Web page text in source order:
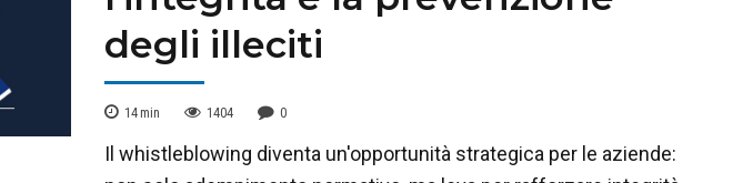
degli illeciti
14 min 1404 0
Il whistleblowing diventa un'opportunità strategica per le aziende: